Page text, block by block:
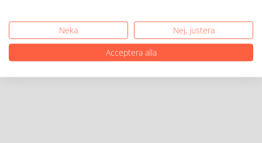
Neka
Nej, justera
Acceptera alla